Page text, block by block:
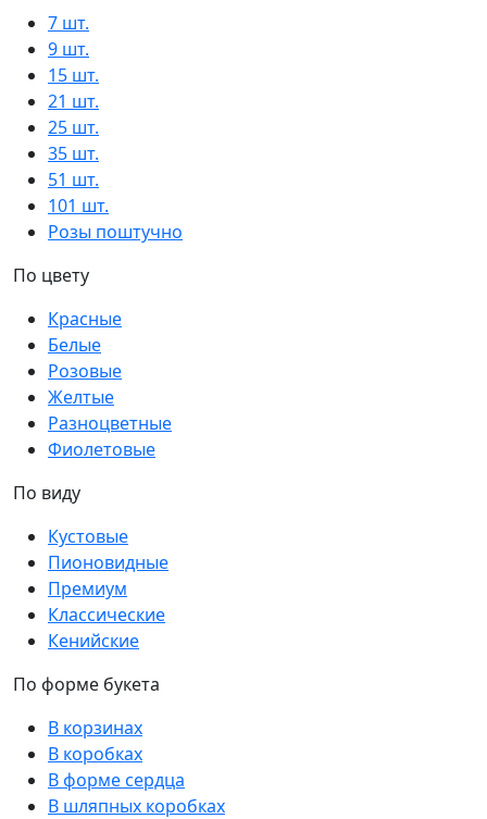
7 шт.
9 шт.
15 шт.
21 шт.
25 шт.
35 шт.
51 шт.
101 шт.
Розы поштучно
По цвету
Красные
Белые
Розовые
Желтые
Разноцветные
Фиолетовые
По виду
Кустовые
Пионовидные
Премиум
Классические
Кенийские
По форме букета
В корзинах
В коробках
В форме сердца
В шляпных коробках